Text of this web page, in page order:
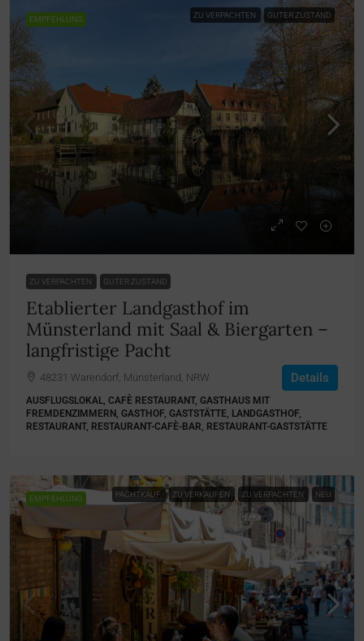
EMPFEHLUNG ZU VERPACHTEN GUTER ZUSTAND
ZU VERPACHTEN GUTER ZUSTAND
Etablierter Landgasthof im
Münsterland mit Saal & Biergarten –
langfristige Pacht
48231 Warendorf, Münsterland, NRW
AUSFLUGSLOKAL, CAFÈ RESTAURANT, GASTHAUS MIT
FREMDENZIMMERN, GASTHOF, GASTSTÄTTE, LANDGASTHOF,
RESTAURANT, RESTAURANT-CAFÈ-BAR, RESTAURANT-GASTSTÄTTE
Details
EMPFEHLUNG PACHTKAUF ZU VERKAUFEN ZU VERPACHTEN NEU